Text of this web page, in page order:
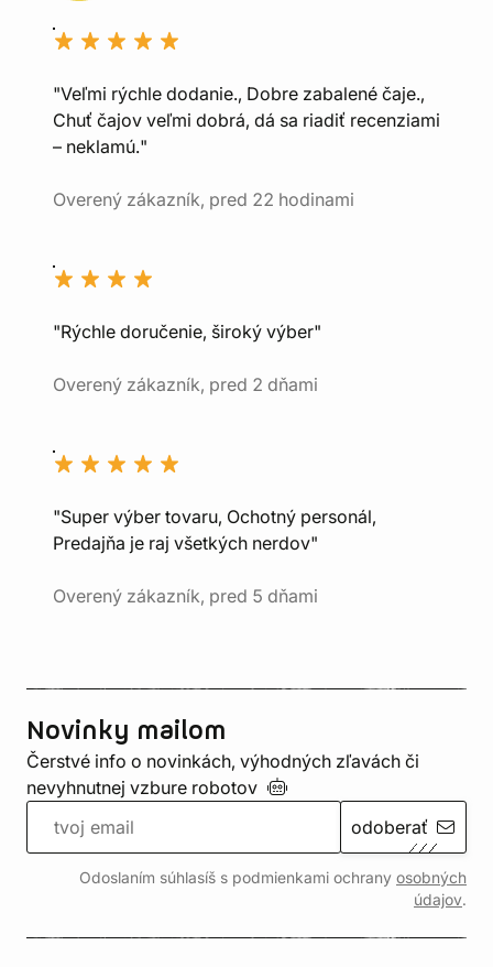
"Veľmi rýchle dodanie., Dobre zabalené čaje.,
Chuť čajov veľmi dobrá, dá sa riadiť recenziami
– neklamú."
Overený zákazník, pred 22 hodinami
"Rýchle doručenie, široký výber"
Overený zákazník, pred 2 dňami
"Super výber tovaru, Ochotný personál,
Predajňa je raj všetkých nerdov"
Overený zákazník, pred 5 dňami
Novinky mailom
Čerstvé info o novinkách, výhodných zľavách či
nevyhnutnej vzbure robotov
odoberať
Odoslaním súhlasíš s podmienkami ochrany osobných
údajov.